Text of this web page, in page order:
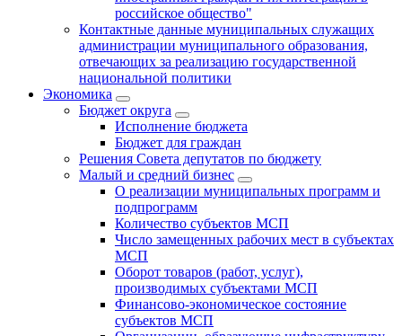
российское общество"
Контактные данные муниципальных служащих
администрации муниципального образования,
отвечающих за реализацию государственной
национальной политики
Экономика
Бюджет округa
Исполнение бюджета
Бюджет для граждан
Решения Совета депутатов по бюджету
Малый и средний бизнес
О реализации муниципальных программ и
подпрограмм
Количество субъектов МСП
Число замещенных рабочих мест в субъектах
МСП
Оборот товаров (работ, услуг),
производимых субъектами МСП
Финансово-экономическое состояние
субъектов МСП